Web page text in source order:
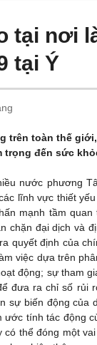
tại nơi
tại Ý
trên toàn thế
trọng đến sức
nước phương
lĩnh vực thiết
mạnh tầm
chặn đại dịch và
quyết định của
việc dựa trên
động; sự tham
đưa ra chỉ số rủi
sự biến động
ước tính tác động
có thể đóng một